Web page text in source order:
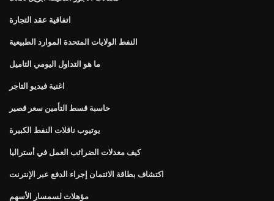
اتفاقية عقد التجارة
النفط الولايات المتحدة الموارد الطبيعية
ما هو التداول اليومي التاميل
اغنية فيديو التاجر
حاسبة قسط التأمين سعر قصير
يوتيوب ناقلات النفط الكبيرة
كيف معدلات الضرائب العمل في أستراليا
اكتشاف بطاقة الائتمان إجراء الدفع عبر الإنترنت
مؤهلات لسمسار الأسهم